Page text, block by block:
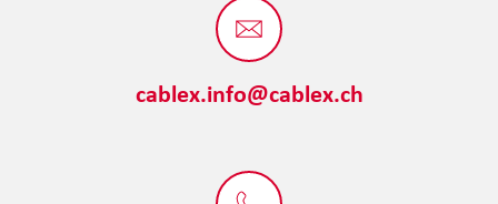
cablex.info@cablex.ch